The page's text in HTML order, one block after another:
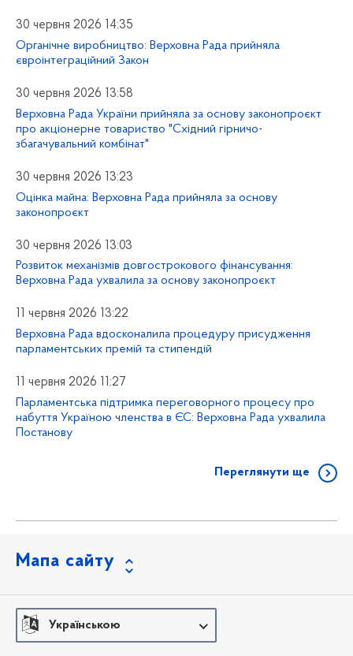
30 червня 2026 14:35
Органічне виробництво: Верховна Рада прийняла
євроінтеграційний Закон
30 червня 2026 13:58
Верховна Рада України прийняла за основу законопроєкт
про акціонерне товариство "Східний гірничо-
збагачувальний комбінат"
30 червня 2026 13:23
Оцінка майна: Верховна Рада прийняла за основу
законопроєкт
30 червня 2026 13:03
Розвиток механізмів довгострокового фінансування:
Верховна Рада ухвалила за основу законопроєкт
11 червня 2026 13:22
Верховна Рада вдосконалила процедуру присудження
парламентських премій та стипендій
11 червня 2026 11:27
Парламентська підтримка переговорного процесу про
набуття Україною членства в ЄС: Верховна Рада ухвалила
Постанову
Переглянути ще
Мапа сайту
Українською